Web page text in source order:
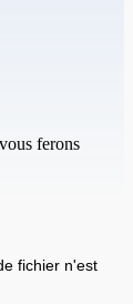
ferons
fichier n'est